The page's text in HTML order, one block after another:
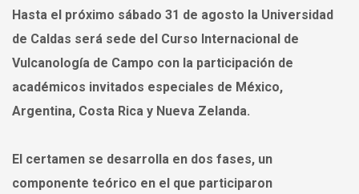
Hasta el próximo sábado 31 de agosto la Universidad
de Caldas será sede del Curso Internacional de
Vulcanología de Campo con la participación de
académicos invitados especiales de México,
Argentina, Costa Rica y Nueva Zelanda.
El certamen se desarrolla en dos fases, un
componente teórico en el que participaron